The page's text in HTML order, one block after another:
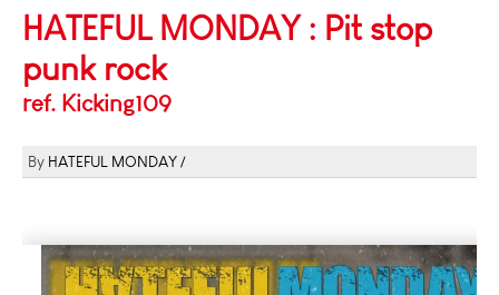
HATEFUL MONDAY : Pit stop
punk rock
ref. Kicking109
HATEFUL MONDAY